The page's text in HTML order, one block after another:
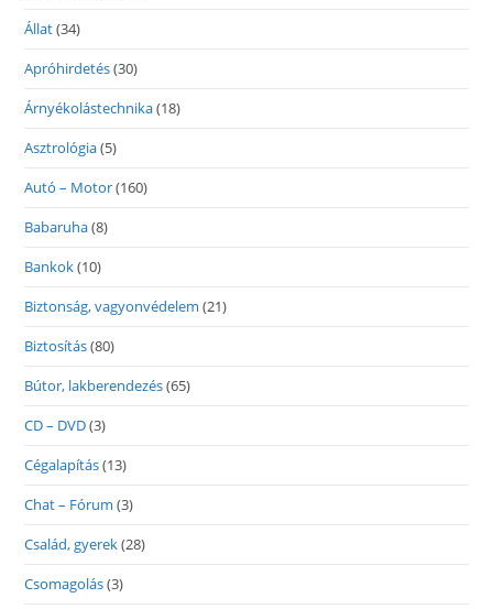
Állat(34)
Apróhirdetés(30)
Árnyékolástechnika(18)
Asztrológia(5)
Autó – Motor(160)
Babaruha(8)
Bankok(10)
Biztonság, vagyonvédelem (21)
Biztosítás(80)
Bútor, lakberendezés(65)
CD – DVD(3)
Cégalapítás(13)
Chat – Fórum (3)
Család, gyerek(28)
Csomagolás(3)